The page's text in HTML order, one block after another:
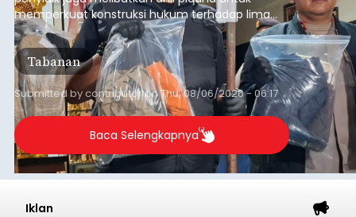
memperkuat konstruksi hukum terhadap lima
orang tersangka yang saat ini ditahan.
Tabanan
Submitted bycontributoronThu, 08/06/2026 - 06:17
Baca Selengkapnya
Iklan